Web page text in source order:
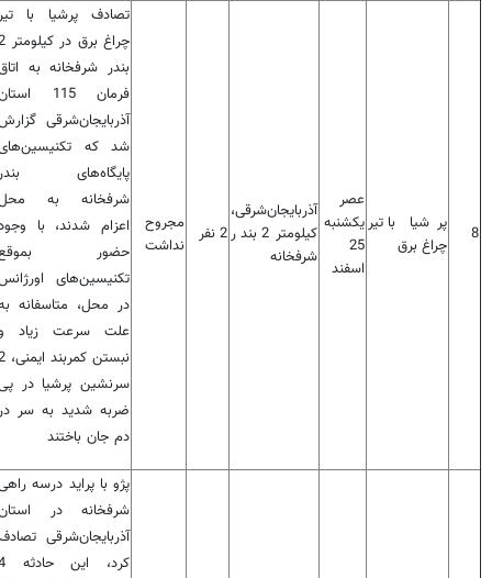
8
پرشیا با تیر
چراغ برق
عصر
یکشنبه
25
اسفند
آذربایجان‌شرقی،
کیلومتر 2 بندر
شرفخانه
2 نفر
مجروح
نداشت
تصادف پرشیا با
چراغ برق
بندر شرفخانه به
فرمان 115
آذربایجان‌شرقی
شد که
پایگاه‌های
شرفخانه به
اعزام شدند، با
حضور
تکنیسین‌های
در محل، متاسفانه
علت سرعت زیاد
نبستن
سرنشین پرشیا در
ضربه شدید به سر
دم جان باختند
پژو با پراید درسه
شرفخانه در
آذربایجان‌شرقی
کرد،